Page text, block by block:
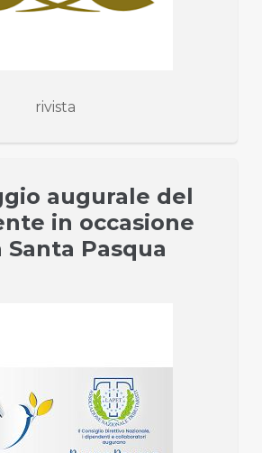
rivista
augurale del
in occasione
Santa Pasqua